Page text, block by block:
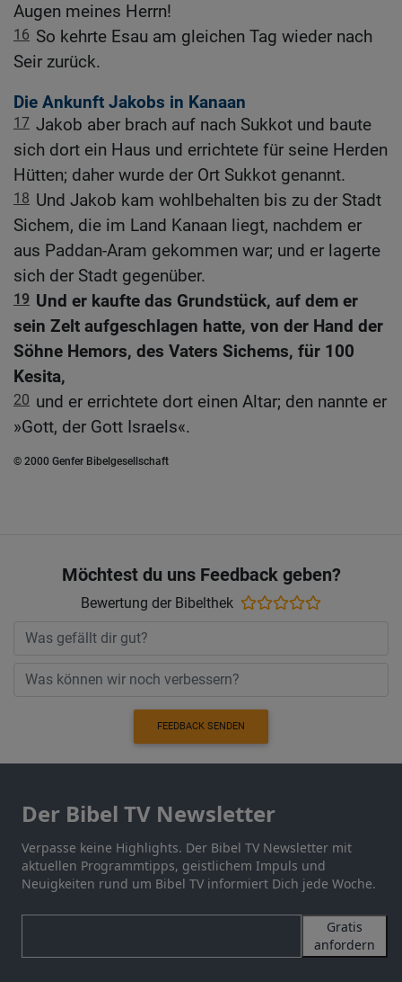
Augen meines Herrn!
16 So kehrte Esau am gleichen Tag wieder nach
Seir zurück.
Die Ankunft Jakobs in Kanaan
17 Jakob aber brach auf nach Sukkot und baute
sich dort ein Haus und errichtete für seine Herden
Hütten; daher wurde der Ort Sukkot genannt.
18 Und Jakob kam wohlbehalten bis zu der Stadt
Sichem, die im Land Kanaan liegt, nachdem er
aus Paddan-Aram gekommen war; und er lagerte
sich der Stadt gegenüber.
19 Und er kaufte das Grundstück, auf dem er
sein Zelt aufgeschlagen hatte, von der Hand der
Söhne Hemors, des Vaters Sichems, für 100
Kesita,
20 und er errichtete dort einen Altar; den nannte er
»Gott, der Gott Israels«.
© 2000 Genfer Bibelgesellschaft
Möchtest du uns Feedback geben?
Bewertung der Bibelthek
FEEDBACK SENDEN
Der Bibel TV Newsletter
Verpasse keine Highlights. Der Bibel TV Newsletter mit
aktuellen Programmtipps, geistlichem Impuls und
Neuigkeiten rund um Bibel TV informiert Dich jede Woche.
Gratis
anfordern